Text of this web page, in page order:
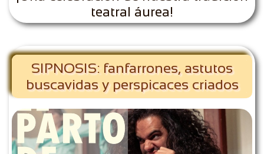
teatral áurea!
SIPNOSIS: fanfarrones, astutos
buscavidas y perspicaces criados